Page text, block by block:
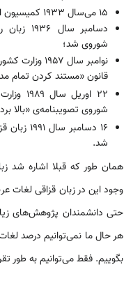
۱۵ می‌سال ۱۹۳۳ کمیسیون اصطلاحات زبان قزاقی تشکیل شد؛
دسامبر سال ۱۹۳۶ زبان رسمی جمهوری سوسیالیستی
شوروی شد؛
نوامبر سال ۱۹۵۷ وزارت کشور جمهوری سوسیالیستی
قانون «مستند کردن تمام
۲۲ اوریل سال ۱۹۸۹ وزارت کشور جمهوری سوسیالیستی
شوروی تصویبنامه‌ی «بالا
۱۶ دسامبر سال ۱۹۹۱ زبان قزاقی زبان رسمی جمهوری
شد.
همان طور که قبلا اشاره شد
وجود این در زبان قزاقی لغات
حتی دانشمندان پژوهش‌های
هر حال ما نمی‌توانیم درصد
بگوییم. فقط می‌توانیم به طور